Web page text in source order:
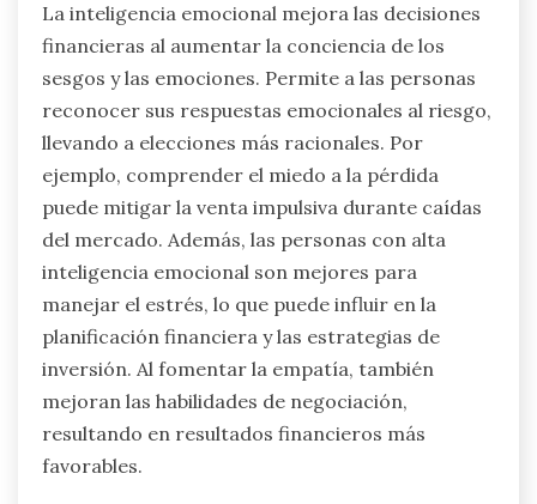
La inteligencia emocional mejora las decisiones
financieras al aumentar la conciencia de los
sesgos y las emociones. Permite a las personas
reconocer sus respuestas emocionales al riesgo,
llevando a elecciones más racionales. Por
ejemplo, comprender el miedo a la pérdida
puede mitigar la venta impulsiva durante caídas
del mercado. Además, las personas con alta
inteligencia emocional son mejores para
manejar el estrés, lo que puede influir en la
planificación financiera y las estrategias de
inversión. Al fomentar la empatía, también
mejoran las habilidades de negociación,
resultando en resultados financieros más
favorables.